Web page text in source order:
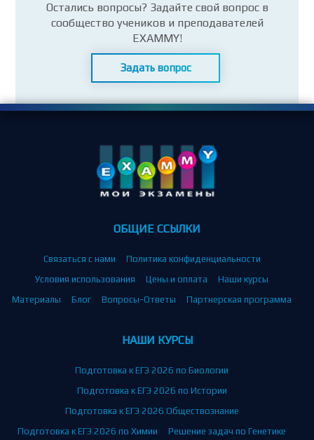
Остались вопросы? Задайте свой вопрос в
сообщество учеников и преподавателей
EXAMMY!
Задать вопрос
ОБЩИЕ ССЫЛКИ
Связаться с нами
Политика конфиденциальности
Условия использования
Цены и оплата
Наши курсы
Материалы
Блог Вопросы-Ответы Партнерская программа
НАШИ КУРСЫ
Подготовка к ЕГЭ 2026 по Биологии
Подготовка к ЕГЭ 2026 по Истории
Подготовка к ЕГЭ 2026 Обществознание
Подготовка к ЕГЭ 2026 по Химии
Решение задач по Генетике